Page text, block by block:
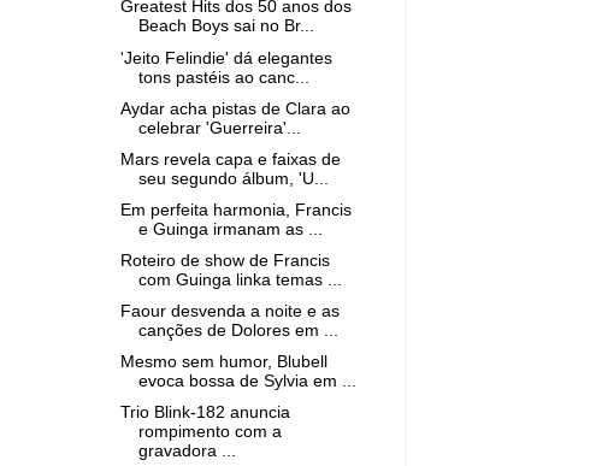
Greatest Hits dos 50 anos dos
Beach Boys sai no Br...
'Jeito Felindie' dá elegantes
tons pastéis ao canc...
Aydar acha pistas de Clara ao
celebrar 'Guerreira'...
Mars revela capa e faixas de
seu segundo álbum, 'U...
Em perfeita harmonia, Francis
e Guinga irmanam as ...
Roteiro de show de Francis
com Guinga linka temas ...
Faour desvenda a noite e as
canções de Dolores em ...
Mesmo sem humor, Blubell
evoca bossa de Sylvia em ...
Trio Blink-182 anuncia
rompimento com a
gravadora ...